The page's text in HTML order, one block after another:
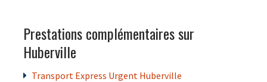
Prestations complémentaires sur
Huberville
Transport Express Urgent Huberville